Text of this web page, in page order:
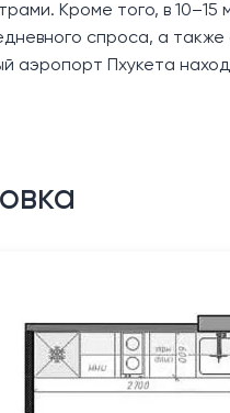
Кроме того, в
спроса, а
аэропорт Пхукета